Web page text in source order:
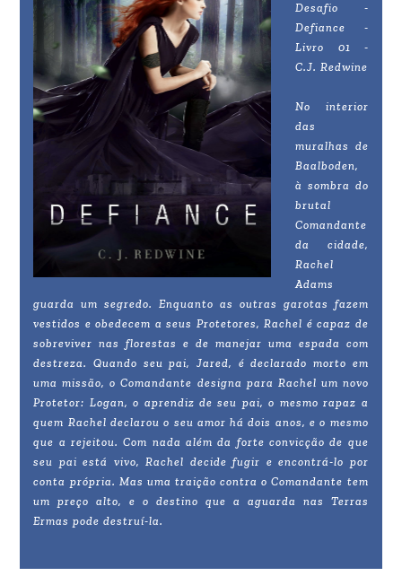
Desafio -
Defiance -
Livro 01 -
C.J. Redwine
No interior
das
muralhas de
Baalboden,
à sombra do
brutal
Comandante
da cidade,
Rachel
Adams
guarda um segredo. Enquanto as outras garotas fazem
vestidos e obedecem a seus Protetores, Rachel é capaz de
sobreviver nas florestas e de manejar uma espada com
destreza. Quando seu pai, Jared, é declarado morto em
uma missão, o Comandante designa para Rachel um novo
Protetor: Logan, o aprendiz de seu pai, o mesmo rapaz a
quem Rachel declarou o seu amor há dois anos, e o mesmo
que a rejeitou. Com nada além da forte convicção de que
seu pai está vivo, Rachel decide fugir e encontrá-lo por
conta própria. Mas uma traição contra o Comandante tem
um preço alto, e o destino que a aguarda nas Terras
Ermas pode destruí-la.